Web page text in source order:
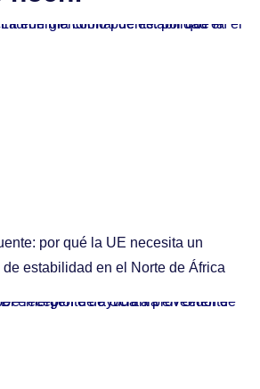
por qué la UE necesita un
estabilidad en el Norte de África